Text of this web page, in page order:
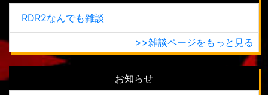
RDR2なんでも雑談
>>雑談ページをもっと見る
お知らせ